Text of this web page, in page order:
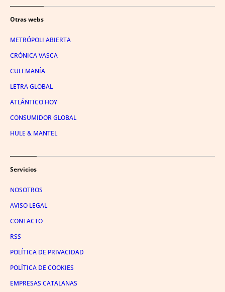
Otras webs
METRÓPOLI ABIERTA
CRÓNICA VASCA
CULEMANÍA
LETRA GLOBAL
ATLÁNTICO HOY
CONSUMIDOR GLOBAL
HULE & MANTEL
Servicios
NOSOTROS
AVISO LEGAL
CONTACTO
RSS
POLÍTICA DE PRIVACIDAD
POLÍTICA DE COOKIES
EMPRESAS CATALANAS